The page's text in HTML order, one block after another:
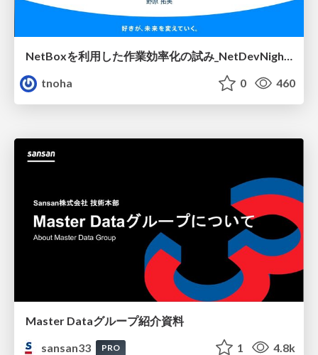
NetBoxを利用した作業効率化の試み_NetDevNight4
tnoha
0 460
Master Dataグループ紹介資料
sansan33
PRO 1 4.8k